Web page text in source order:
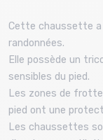
Cette chaussette a
randonnées.
Elle possède un
sensibles du pied.
Les zones de
pied ont une
Les chaussettes